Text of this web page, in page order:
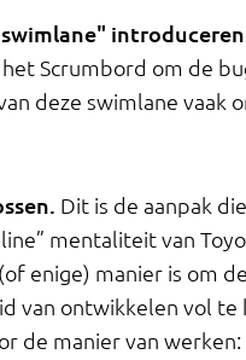
Scrumbord om de
deze swimlane vaak
Dit is de aanpak
mentaliteit van
enige) manier is om
van ontwikkelen vol te
de manier van